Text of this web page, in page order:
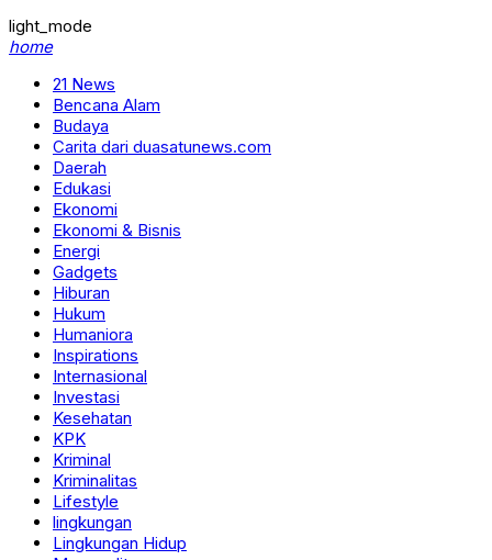
light_mode
home
21 News
Bencana Alam
Budaya
Carita dari duasatunews.com
Daerah
Edukasi
Ekonomi
Ekonomi & Bisnis
Energi
Gadgets
Hiburan
Hukum
Humaniora
Inspirations
Internasional
Investasi
Kesehatan
KPK
Kriminal
Kriminalitas
Lifestyle
lingkungan
Lingkungan Hidup